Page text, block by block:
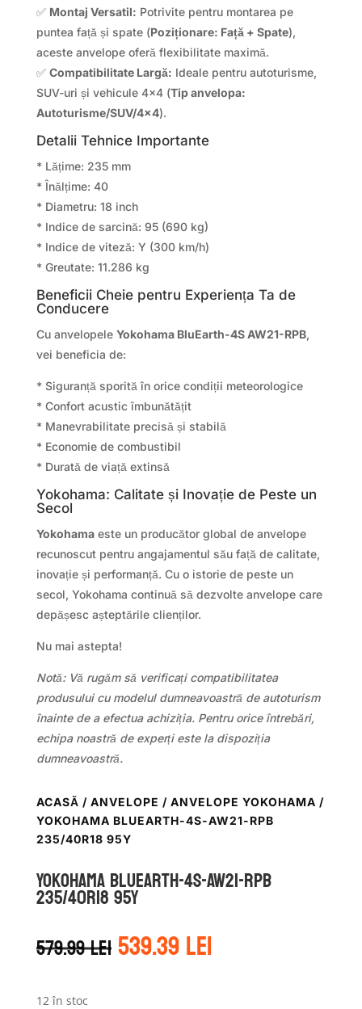
✅ Montaj Versatil: Potrivite pentru montarea pe
puntea față și spate (Poziționare: Față + Spate),
aceste anvelope oferă flexibilitate maximă.
✅ Compatibilitate Largă: Ideale pentru autoturisme,
SUV-uri și vehicule 4×4 (Tip anvelopa:
Autoturisme/SUV/4×4).
Detalii Tehnice Importante
* Lățime: 235 mm
* Înălțime: 40
* Diametru: 18 inch
* Indice de sarcină: 95 (690 kg)
* Indice de viteză: Y (300 km/h)
* Greutate: 11.286 kg
Beneficii Cheie pentru Experiența Ta de
Conducere
Cu anvelopele Yokohama BluEarth-4S AW21-RPB,
vei beneficia de:
* Siguranță sporită în orice condiții meteorologice
* Confort acustic îmbunătățit
* Manevrabilitate precisă și stabilă
* Economie de combustibil
* Durată de viață extinsă
Yokohama: Calitate și Inovație de Peste un
Secol
Yokohamaeste un producător global de anvelope
recunoscut pentru angajamentul său față de calitate,
inovație și performanță. Cu o istorie de peste un
secol, Yokohama continuă să dezvolte anvelope care
depășesc așteptările clienților.
Nu mai astepta!
Notă: Vă rugăm să verificați compatibilitatea
produsului cu modelul dumneavoastră de autoturism
înainte de a efectua achiziția. Pentru orice întrebări,
echipa noastră de experți este la dispoziția
dumneavoastră.
ACASĂ / ANVELOPE / ANVELOPE YOKOHAMA /
YOKOHAMA BLUEARTH-4S-AW21-RPB
235/40R18 95Y
Yokohama BLUEARTH-4S-AW21-RPB
235/40R18 95Y
579.99leiPrețul
inițial
539.39leiPrețul
curent
12 în stoc